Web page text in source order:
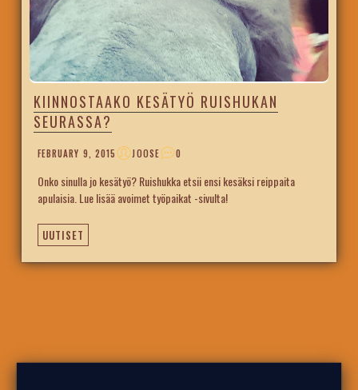
KIINNOSTAAKO KESÄTYÖ RUISHUKAN
SEURASSA?
FEBRUARY 9, 2015 JOOSE 0
Onko sinulla jo kesätyö? Ruishukka etsii ensi kesäksi reippaita
apulaisia. Lue lisää avoimet työpaikat -sivulta!
UUTISET